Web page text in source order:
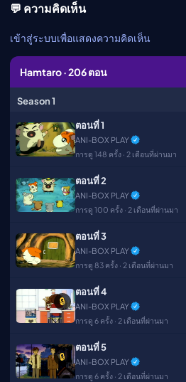
💬 ความคิดเห็น
เข้าสู่ระบบเพื่อแสดงความคิดเห็น
Hamtaro · 206 ตอน
Season 1
ตอนที่ 1
ANI-BOX PLAY
การดู 148 ครั้ง · 2 เดือนที่ผ่านมา
ตอนที่ 2
ANI-BOX PLAY
การดู 100 ครั้ง · 2 เดือนที่ผ่านมา
ตอนที่ 3
ANI-BOX PLAY
การดู 83 ครั้ง · 2 เดือนที่ผ่านมา
🔒
ตอนที่ 4
ANI-BOX PLAY
การดู 6 ครั้ง · 2 เดือนที่ผ่านมา
🔒
ตอนที่ 5
ANI-BOX PLAY
การดู 6 ครั้ง · 2 เดือนที่ผ่านมา